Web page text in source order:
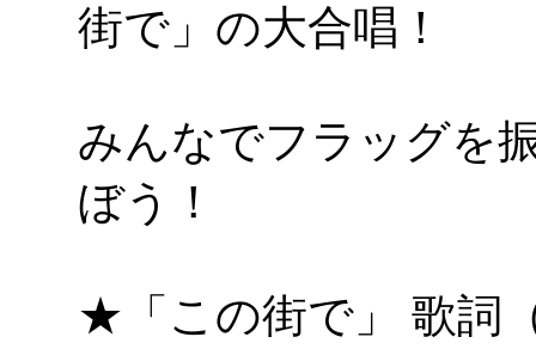
街で」の大合唱！
みんなでフラッグを
ぼう！
★「この街で」 歌詞